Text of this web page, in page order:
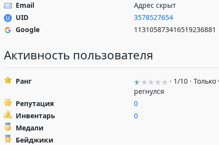
Email
Адрес скрыт
UID
3578527654
Google
113105873416519236881
Активность пользователя
Ранг
· 1/10 · Только
регнулся
Репутация
0
Инвентарь
0
Медали
Бейджики